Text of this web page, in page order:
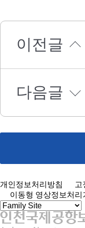
이전글
다음글
개인정보처리방침
고
이동형 영상정보처리